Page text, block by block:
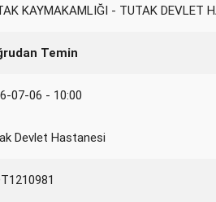
KAYMAKAMLIĞI - TUTAK DEVLET
Temin
07-06 - 10:00
Devlet Hastanesi